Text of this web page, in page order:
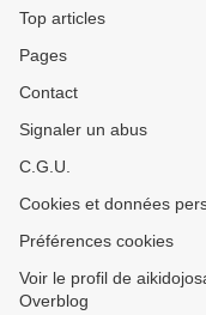
Top articles
Pages
Contact
Signaler un abus
C.G.U.
Cookies et données
Préférences cookies
Voir le profil de
Overblog